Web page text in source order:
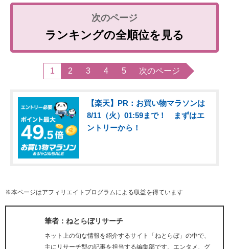
ランキングの全順位を見る
1 2 3 4 5 次のページ
【楽天】PR：お買い物マラソンは
8/11（火）01:59まで！ まずはエ
ントリーから！
※本ページはアフィリエイトプログラムによる収益を得ています
筆者：ねとらぼリサーチ
ネット上の旬な情報を紹介するサイト「ねとらぼ」の中で、
主にリサーチ型の記事を担当する編集部です。エンタメ、グ